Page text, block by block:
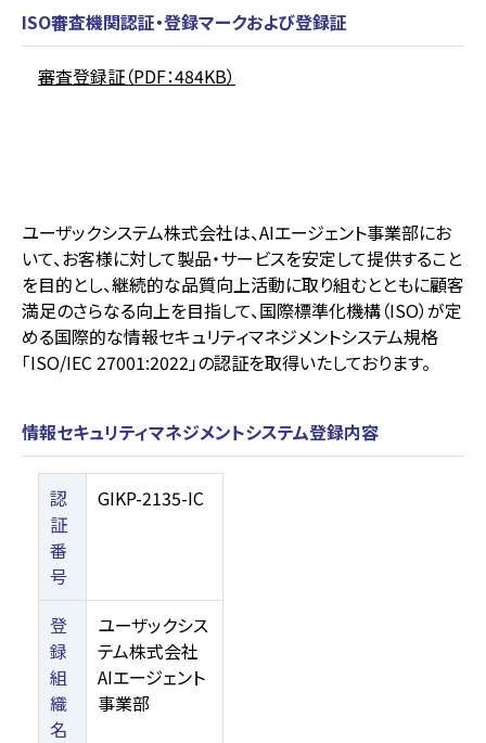
ISO審査機関認証・登録マークおよび登録証
審査登録証（PDF：484KB）
ユーザックシステム株式会社は、AIエージェント事業部にお
いて、お客様に対して製品・サービスを安定して提供すること
を目的とし、継続的な品質向上活動に取り組むとともに顧客
満足のさらなる向上を目指して、国際標準化機構（ISO）が定
める国際的な情報セキュリティマネジメントシステム規格
「ISO/IEC 27001:2022」の認証を取得いたしております。
情報セキュリティマネジメントシステム登録内容
認
証
番
号
GIKP-2135-IC
登
録
組
織
名
ユーザックシス
テム株式会社
AIエージェント
事業部